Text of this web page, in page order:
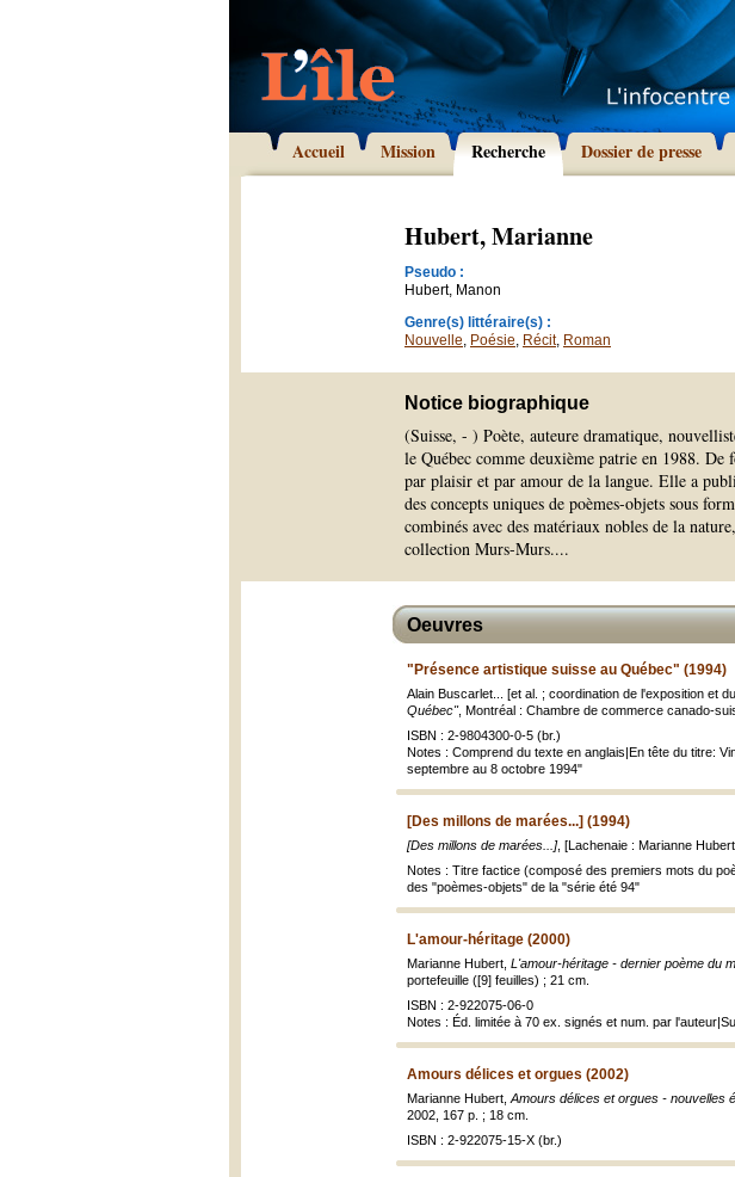
Accueil Mission Recherche Dossier de presse
Hubert, Marianne
Pseudo :
Hubert, Manon
Genre(s) littéraire(s) :
Nouvelle, Poésie, Récit, Roman
Notice biographique
(Suisse, - ) Poète, auteure dramatique,
le Québec comme deuxième patrie en 1988.
par plaisir et par amour de la langue. Elle a
des concepts uniques de poèmes-objets sous
combinés avec des matériaux nobles de la
collection Murs-Murs....
Oeuvres
"Présence artistique suisse au Québec" (1994)
Alain Buscarlet... [et al. ; coordination de l'exposition et
Québec", Montréal : Chambre de commerce canado-
ISBN : 2-9804300-0-5 (br.)
Notes : Comprend du texte en anglais|En tête du titre:
septembre au 8 octobre 1994"
[Des millons de marées...] (1994)
[Des millons de marées...], [Lachenaie : Marianne
Notes : Titre factice (composé des premiers mots du
des "poèmes-objets" de la "série été 94"
L'amour-héritage (2000)
Marianne Hubert, L'amour-héritage - dernier poème du
portefeuille ([9] feuilles) ; 21 cm.
ISBN : 2-922075-06-0
Notes : Éd. limitée à 70 ex. signés et num. par
Amours délices et orgues (2002)
Marianne Hubert, Amours délices et orgues - nouvelles
2002, 167 p. ; 18 cm.
ISBN : 2-922075-15-X (br.)